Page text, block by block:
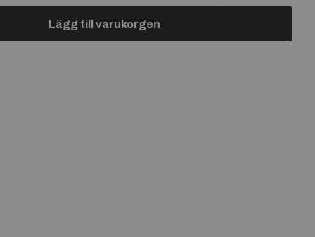
Lägg till varukorgen